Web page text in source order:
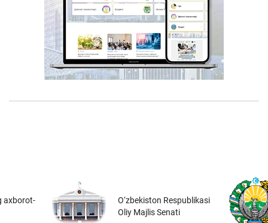
axborot-
O‘zbekiston Respublikasi
Oliy Majlis Senati